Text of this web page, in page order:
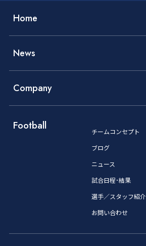
Home
News
Company
Football
チームコンセプト
ブログ
ニュース
試合日程･結果
選手／スタッフ紹介
お問い合わせ